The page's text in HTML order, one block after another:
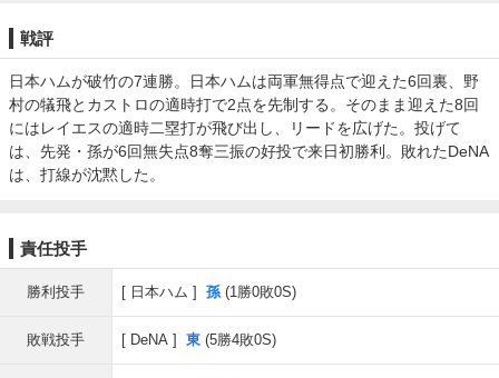
戦評
日本ハムが破竹の7連勝。日本ハムは両軍無得点で迎えた6回裏、野
村の犠飛とカストロの適時打で2点を先制する。そのまま迎えた8回
にはレイエスの適時二塁打が飛び出し、リードを広げた。投げて
は、先発・孫が6回無失点8奪三振の好投で来日初勝利。敗れたDeNA
は、打線が沈黙した。
責任投手
勝利投手 日本ハム 孫 (1勝0敗0S)
敗戦投手 DeNA 東 (5勝4敗0S)